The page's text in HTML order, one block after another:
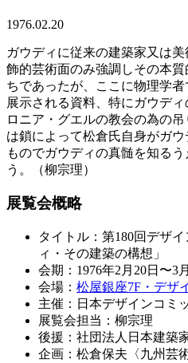
1976.02.20
ガウディに従来の建築家又は
飾的芸術面のみ強調しその本
ちであったが、ここに物理学
展示される資料、特にガウデ
ロニア・グエルの教会の為の
は鎖によって松倉氏自身がガ
ものでガウディの真髄を知る
う。（柳宗理）
展覧会概略
タイトル：第180回デザ
ィ・その建築の構想」
会期：1976年2月20日〜3
会場： 松屋銀座7F・デザ
主催：日本デザインコミ
展覧会担当：柳宗理
後援：社団法人日本建築
企画：松倉保夫〈九州芸